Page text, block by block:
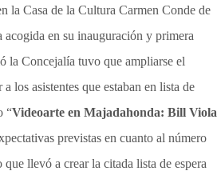
la Casa de la Cultura Carmen Conde de
en su inauguración y primera
la Concejalía tuvo que ampliarse el
los asistentes que estaban en lista de
“Videoarte en Majadahonda: Bill Viola
previstas en cuanto al número
llevó a crear la citada lista de espera